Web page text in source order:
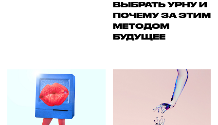
ВЫБРАТЬ УРНУ И
ПОЧЕМУ ЗА ЭТИМ
МЕТОДОМ
БУДУЩЕЕ